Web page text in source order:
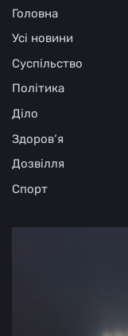
Головна
Усі новини
Суспільство
Політика
Діло
Здоров‘я
Дозвілля
Спорт